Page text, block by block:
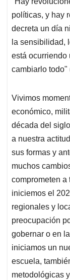
s
A
p
p
b
o
o
k
políticas, y hay
decreta un día
la sensibilidad,
está ocurriendo
cambiarlo todo"
Vivimos
económico,
década del
a nuestra
sus formas y
muchos
comprometen a
iniciemos el
regionales y
preocupación
gobernar o en
iniciamos un
escuela,
metodológicas